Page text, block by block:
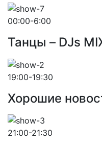
00:00-6:00
Танцы – DJs
19:00-19:30
Хорошие
21:00-21:30